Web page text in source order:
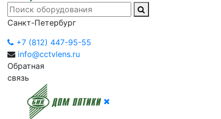
Санкт-Петербург
+7 (812) 447-95-55
info@cctvlens.ru
Обратная
связь